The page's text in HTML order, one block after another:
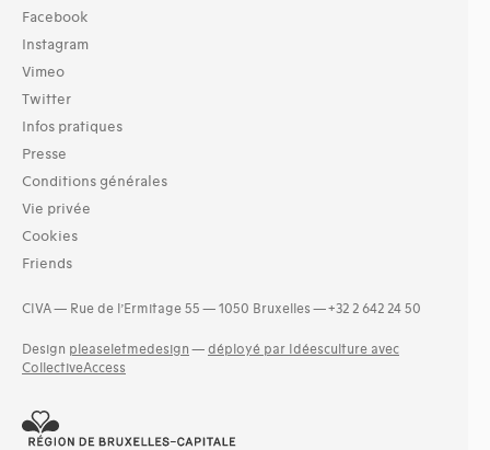
Facebook
Instagram
Vimeo
Twitter
Infos pratiques
Presse
Conditions générales
Vie privée
Cookies
Friends
CIVA — Rue de l’Ermitage 55 — 1050 Bruxelles — +32 2 642 24 50
Design pleaseletmedesign — déployé par Idéesculture avec
CollectiveAccess